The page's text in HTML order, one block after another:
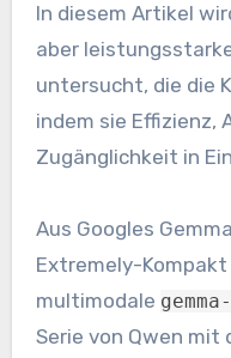
In diesem Artikel
aber
untersucht, die die
indem sie Effizienz,
Zugänglichkeit in
Aus Googles
Extremely-Kompakt
multimodale
Serie von Qwen mit